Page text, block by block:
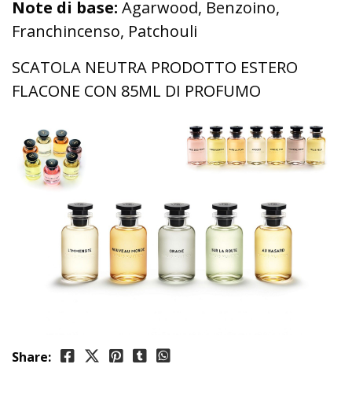
Note di base: Agarwood, Benzoino,
Franchincenso, Patchouli
SCATOLA NEUTRA PRODOTTO ESTERO
FLACONE CON 85ML DI PROFUMO
Share: